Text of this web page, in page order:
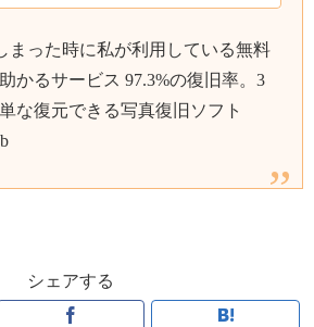
まった時に私が利用している無料
かるサービス 97.3%の復旧率。3
な復元できる写真復旧ソフト
シェアする